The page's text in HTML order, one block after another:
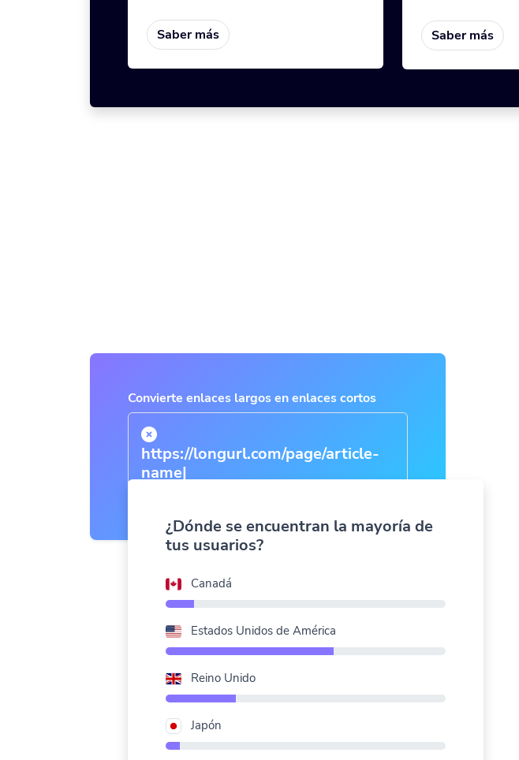
Saber más Saber más
Convierte enlaces largos en enlaces cortos
https://longurl.com/page/arti|
¿Dónde se encuentran la mayoría de
Canadá
Estados Unidos de América
Reino Unido